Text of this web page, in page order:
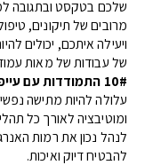
שלכם בטקסט ובתגובה
מרובים של תיקונים,
ויעילה איתכם, יכולים
של עבודות של מאות
10# התמודדות עם עייפות ומיקוד:
עלולה להיות מתישה
ומוטיבציה לאורך כל
לנהל נכון את רמות
להבטיח דיוק ואיכות.